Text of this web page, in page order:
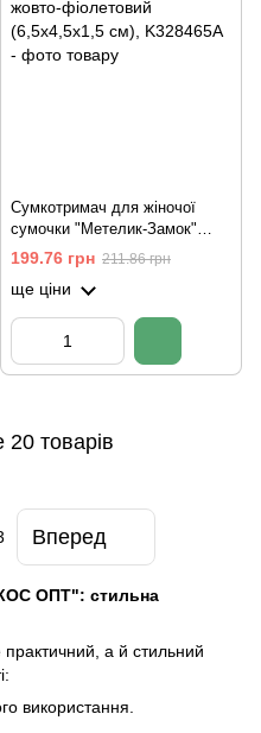
Сумкотримач для жіночої
сумочки "Метелик-Замок"
жовто-фіолетовий (6,5х4,5х1,5
199.76 грн 211.86 грн
ще ціни
товарів
Вперед
ОПТ": стильна
а й стильний
використання.